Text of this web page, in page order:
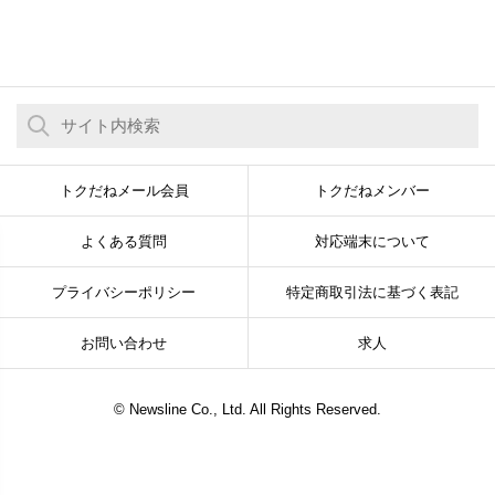
トクだねメール会員 トクだねメンバー
よくある質問 対応端末について
プライバシーポリシー 特定商取引法に基づく表記
お問い合わせ 求人
© Newsline Co., Ltd. All Rights Reserved.